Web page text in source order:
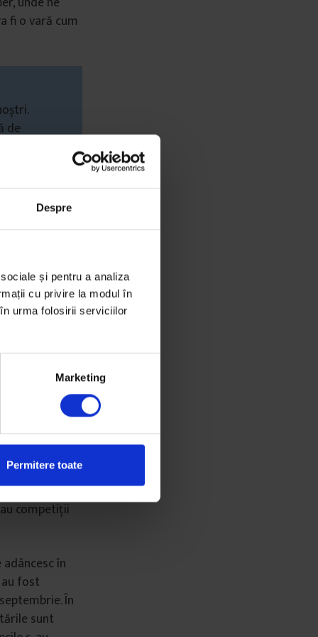
Despre
și pentru a analiza
cu privire la modul în
urma folosirii serviciilor
Marketing
Permitere toate
fi o vară cum
de
înlocuită cu
etape) a
19 va
iar
se vor
competiții
în
fost
În
sunt